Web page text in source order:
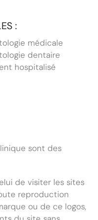
:
médicale
dentaire
hospitalisé
sont des
de visiter les sites
reproduction
ou de ce logos,